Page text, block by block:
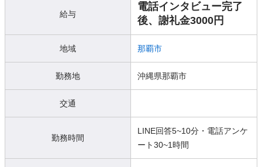
給与
電話インタビュー完了
後、謝礼金3000円
地域 那覇市
勤務地 沖縄県那覇市
交通
勤務時間
LINE回答5~10分・電話アンケ
ート30~1時間